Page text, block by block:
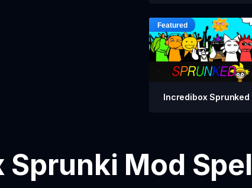
Incredibox Sprunked
Sprunki Mod Spel